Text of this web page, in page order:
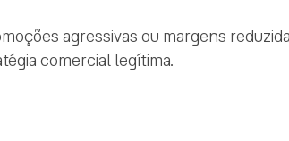
agressivas ou margens
comercial legítima.